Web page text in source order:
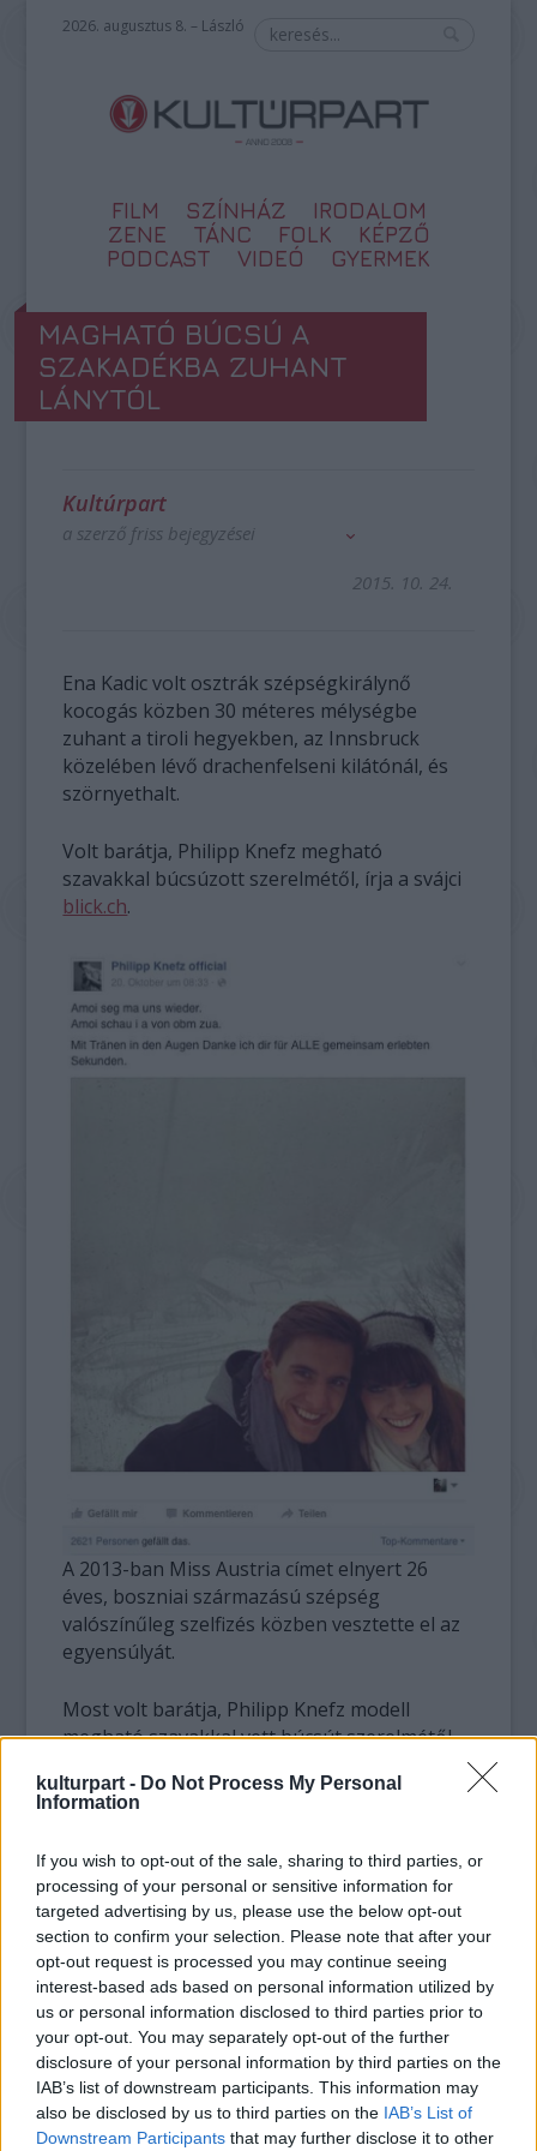
kulturpart - Do Not Process My Personal
Information
If you wish to opt-out of the sale, sharing to third parties, or
processing of your personal or sensitive information for
targeted advertising by us, please use the below opt-out
section to confirm your selection. Please note that after your
opt-out request is processed you may continue seeing
interest-based ads based on personal information utilized by
us or personal information disclosed to third parties prior to
your opt-out. You may separately opt-out of the further
disclosure of your personal information by third parties on the
IAB’s list of downstream participants. This information may
also be disclosed by us to third parties on the IAB’s List of
Downstream Participants that may further disclose it to other
2026. augusztus 8. – László
FILM SZÍNHÁZ
IRODALOM
ZENE
TÁNC FOLK
KÉPZŐ
PODCAST
VIDEÓ GYERMEK
MAGHATÓ BÚCSÚ A
SZAKADÉKBA ZUHANT
LÁNYTÓL
Kultúrpart
a szerző friss bejegyzései
2015. 10. 24.
Ena Kadic volt osztrák szépségkirálynő
kocogás közben 30 méteres mélységbe
zuhant a tiroli hegyekben, az Innsbruck
közelében lévő drachenfelseni kilátónál, és
szörnyethalt.
Volt barátja, Philipp Knefz megható
szavakkal búcsúzott szerelmétől, írja a svájci
blick.ch.
A 2013-ban Miss Austria címet elnyert 26
éves, boszniai származású szépség
valószínűleg szelfizés közben vesztette el az
egyensúlyát.
Most volt barátja, Philipp Knefz modell
megható szavakkal vett búcsút szerelmétől
meg neked minden együtt töltött
Austria címet, több hónapig járt együtt
Enával.